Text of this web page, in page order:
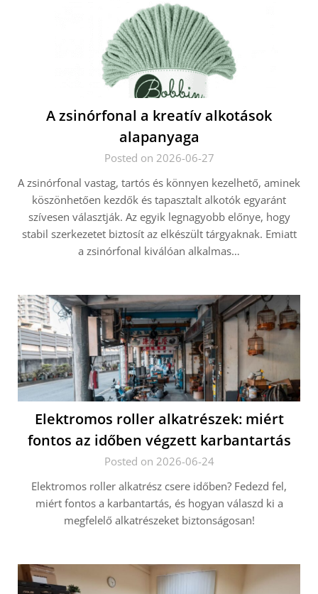
A zsinórfonal a kreatív alkotások
alapanyaga
Posted on 2026-06-27
A zsinórfonal vastag, tartós és könnyen kezelhető, aminek
köszönhetően kezdők és tapasztalt alkotók egyaránt
szívesen választják. Az egyik legnagyobb előnye, hogy
stabil szerkezetet biztosít az elkészült tárgyaknak. Emiatt
a zsinórfonal kiválóan alkalmas…
Elektromos roller alkatrészek: miért
fontos az időben végzett karbantartás
Posted on 2026-06-24
Elektromos roller alkatrész csere időben? Fedezd fel,
miért fontos a karbantartás, és hogyan válaszd ki a
megfelelő alkatrészeket biztonságosan!